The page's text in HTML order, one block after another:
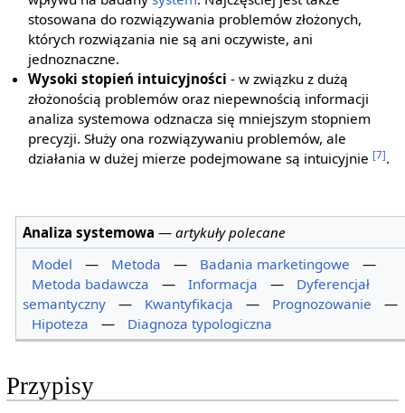
stosowana do rozwiązywania problemów złożonych,
których rozwiązania nie są ani oczywiste, ani
jednoznaczne.
Wysoki stopień intuicyjności - w związku z dużą
złożonością problemów oraz niepewnością informacji
analiza systemowa odznacza się mniejszym stopniem
precyzji. Służy ona rozwiązywaniu problemów, ale
działania w dużej mierze podejmowane są intuicyjnie [7].
Analiza systemowa —artykuły polecane
Model
— Metoda — Badania marketingowe
—
Metoda badawcza
— Informacja —
Dyferencjał
semantyczny
— Kwantyfikacja — Prognozowanie
—
Hipoteza
— Diagnoza typologiczna
Przypisy